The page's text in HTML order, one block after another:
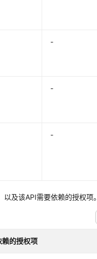
-
-
-
及该API需要依赖的授权项。
赖的授权项